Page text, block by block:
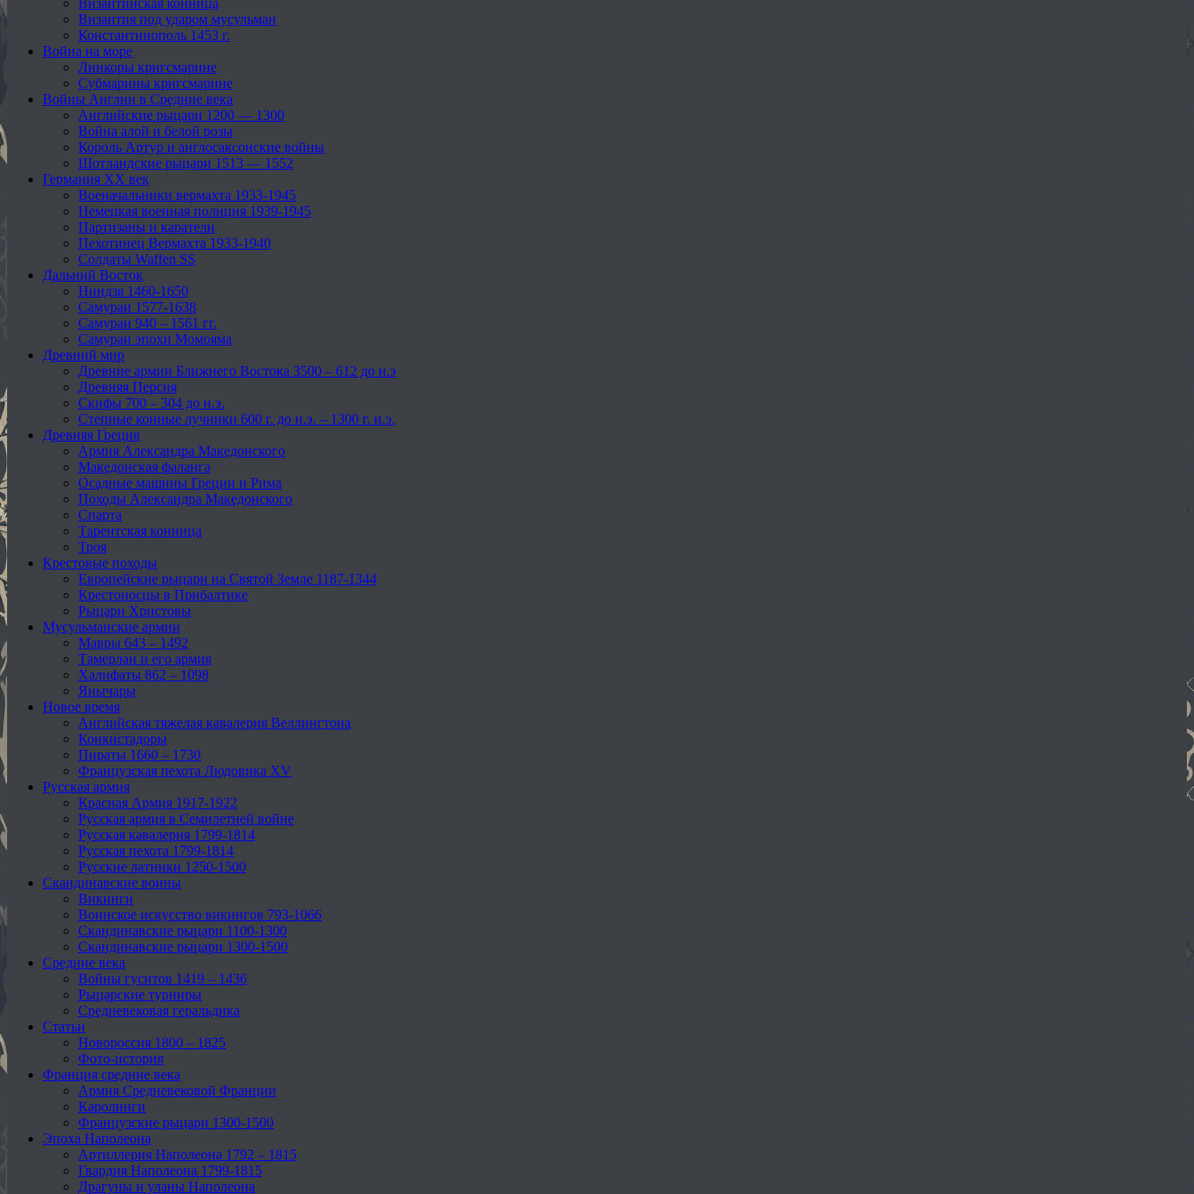
Византийская конница
Византия под ударом мусульман
Константинополь 1453 г.
Война на море
Линкоры кригсмарине
Субмарины кригсмарине
Войны Англии в Средние века
Английские рыцари 1200 — 1300
Война алой и белой розы
Король Артур и англосаксонские войны
Шотландские рыцари 1513 — 1552
Германия XX век
Военачальники вермахта 1933-1945
Немецкая военная полиция 1939-1945
Партизаны и каратели
Пехотинец Вермахта 1933-1940
Солдаты Waffen SS
Дальний Восток
Ниндзя 1460-1650
Самураи 1577-1638
Самураи 940 – 1561 гг.
Самураи эпохи Момояма
Древний мир
Древние армии Ближнего Востока 3500 – 612 до н.э
Древняя Персия
Скифы 700 – 304 до н.э.
Степные конные лучники 600 г. до н.э. – 1300 г. н.э.
Древняя Греция
Армия Александра Македонского
Македонская фаланга
Осадные машины Греции и Рима
Походы Александра Македонского
Спарта
Тарентская конница
Троя
Крестовые походы
Европейские рыцари на Святой Земле 1187-1344
Крестоносцы в Прибалтике
Рыцари Христовы
Мусульманские армии
Мавры 643 – 1492
Тамерлан и его армия
Халифаты 862 – 1098
Янычары
Новое время
Английская тяжелая кавалерия Веллингтона
Конкистадоры
Пираты 1660 – 1730
Французская пехота Людовика XV
Русская армия
Красная Армия 1917-1922
Русская армия в Семилетней войне
Русская кавалерия 1799-1814
Русская пехота 1799-1814
Русские латники 1250-1500
Скандинавские воины
Викинги
Воинское искусство викингов 793-1066
Скандинавские рыцари 1100-1300
Скандинавские рыцари 1300-1500
Средние века
Войны гуситов 1419 – 1436
Рыцарские турниры
Средневековая геральдика
Статьи
Новороссия 1800 – 1825
Фото-история
Франция средние века
Армия Средневековой Франции
Каролинги
Французские рыцари 1300-1500
Эпоха Наполеона
Артиллерия Наполеона 1792 – 1815
Гвардия Наполеона 1799-1815
Драгуны и уланы Наполеона